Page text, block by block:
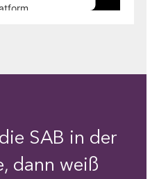
SAB in der
dann weiß